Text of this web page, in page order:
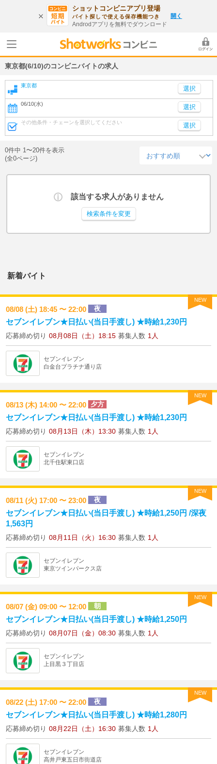
ショットコンビニアプリ登場
バイト探しで使える保存機能つき
Androdアプリを無料でダウンロード
開く
東京都(6/10)のコンビニバイトの求人
東京都
06/10(水) 選択
その他条件・チェーンを選択してください 選択
0件中 1〜20件を表示
(全0ページ)
該当する求人がありません
検索条件を変更
新着バイト
NEW
08/08 (土) 18:45 〜 22:00 夜
セブンイレブン★日払い(当日手渡し) ★時給1,230円
応募締め切り 08月08日（土）18:15 募集人数 1人
セブンイレブン
白金台プラチナ通り店
NEW
08/13 (木) 14:00 〜 22:00 夕方
セブンイレブン★日払い(当日手渡し) ★時給1,230円
応募締め切り 08月13日（木）13:30 募集人数 1人
セブンイレブン
北千住駅東口店
NEW
08/11 (火) 17:00 〜 23:00 夜
セブンイレブン★日払い(当日手渡し) ★時給1,250円 /深夜
1,563円
応募締め切り 08月11日（火）16:30 募集人数 1人
セブンイレブン
東京ツインパークス店
NEW
08/07 (金) 09:00 〜 12:00 朝
セブンイレブン★日払い(当日手渡し) ★時給1,250円
応募締め切り 08月07日（金）08:30 募集人数 1人
セブンイレブン
上目黒３丁目店
NEW
08/22 (土) 17:00 〜 22:00 夜
セブンイレブン★日払い(当日手渡し) ★時給1,280円
応募締め切り 08月22日（土）16:30 募集人数 1人
セブンイレブン
高井戸東五日市街道店